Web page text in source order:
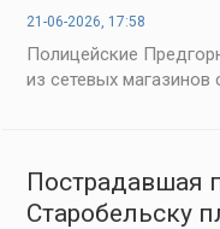
21-06-2026, 17:58
Полицейские
из сетевых магазинов
Пострадавшая
Старобельску